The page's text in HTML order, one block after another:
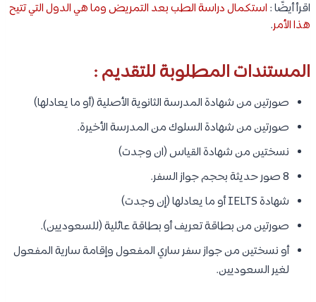
اقرأ أيضًا : استكمال دراسة الطب بعد التمريض وما هي الدول التي تتيح
هذا الأمر.
المستندات المطلوبة للتقديم :
صورتين من شهادة المدرسة الثانوية الأصلية (أو ما يعادلها)
صورتين من شهادة السلوك من المدرسة الأخيرة.
نسختين من شهادة القياس (ان وجدت)
8 صور حديثة بحجم جواز السفر.
شهادة IELTS أو ما يعادلها (إن وجدت)
صورتين من بطاقة تعريف أو بطاقة عائلية (للسعوديين).
أو نسختين من جواز سفر ساري المفعول وإقامة سارية المفعول
لغير السعوديين.